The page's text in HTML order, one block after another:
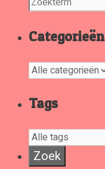
Categorieën
Tags